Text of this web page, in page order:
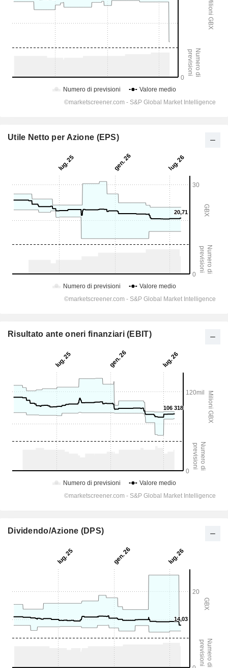
Utile Netto per Azione (EPS)
Risultato ante oneri finanziari (EBIT)
Dividendo/Azione (DPS)